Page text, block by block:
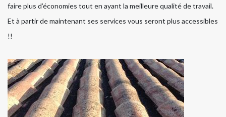
faire plus d’économies tout en ayant la meilleure qualité de travail.
Et à partir de maintenant ses services vous seront plus accessibles
!!